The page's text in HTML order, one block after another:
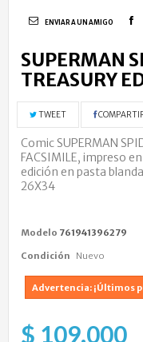
ENVIAR A UN AMIGO
SUPERMAN
TREASURY
TWEET
Comic SUPERMAN
FACSIMILE, impreso
edición en pasta
26X34
Modelo 761941396279
Condición Nuevo
Advertencia: ¡Últimos
$ 109.000